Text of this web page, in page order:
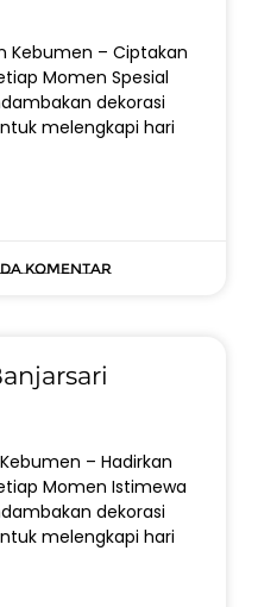
Kebumen – Ciptakan
Momen Spesial
dekorasi
melengkapi hari
komentar
– Hadirkan
Momen Istimewa
dekorasi
melengkapi hari